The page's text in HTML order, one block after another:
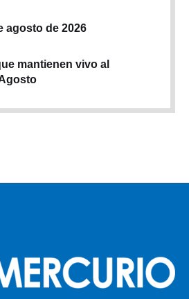
agosto de 2026
mantienen vivo al